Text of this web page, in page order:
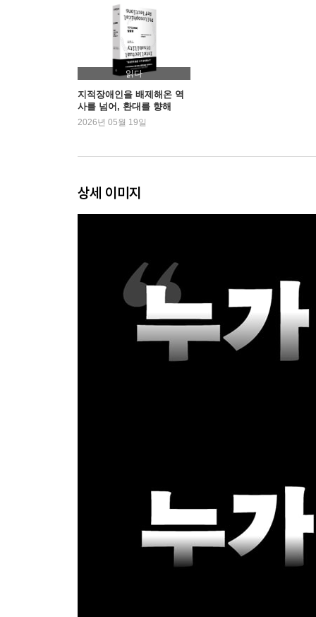
4장 권위의 얼굴
도덕 전문가|지적장애 역사의 문지기|억압된 지
5장 짐승의 얼굴
지적장애의 동물화|종차별주의에 반대하는 철학
결론 거울의 얼굴
연속성과 불연속성|인지부조화|지적장애를 둘러싼
옮긴이 후기
읽다
지적장애인을 배제해온 역
사를 넘어, 환대를 향해
2026년 05월 19일
상세 이미지